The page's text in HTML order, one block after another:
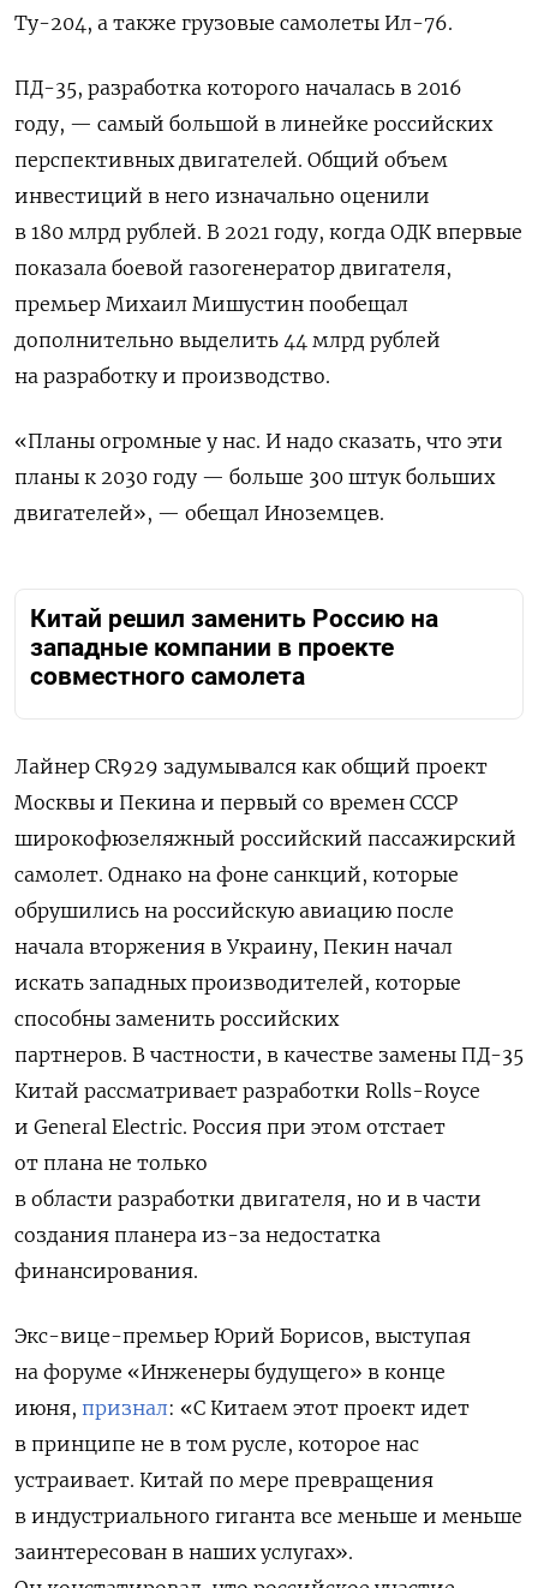
Ту-204, а также грузовые самолеты Ил-76.
ПД-35, разработка которого началась в 2016
году, — самый большой в линейке российских
перспективных двигателей. Общий объем
инвестиций в него изначально оценили
в 180 млрд рублей. В 2021 году, когда ОДК впервые
показала боевой газогенератор двигателя,
премьер Михаил Мишустин пообещал
дополнительно выделить 44 млрд рублей
на разработку и производство.
«Планы огромные у нас. И надо сказать, что эти
планы к 2030 году — больше 300 штук больших
двигателей», — обещал Иноземцев.
Китай решил заменить Россию на
западные компании в проекте
совместного самолета
Лайнер CR929 задумывался как общий проект
Москвы и Пекина и первый со времен СССР
широкофюзеляжный российский пассажирский
самолет. Однако на фоне санкций, которые
обрушились на российскую авиацию после
начала вторжения в Украину, Пекин начал
искать западных производителей, которые
способны заменить российских
партнеров. В частности, в качестве замены ПД-35
Китай рассматривает разработки Rolls-Royce
и General Electric. Россия при этом отстает
от плана не только
в области разработки двигателя, но и в части
создания планера из-за недостатка
финансирования.
Экс-вице-премьер Юрий Борисов, выступая
на форуме «Инженеры будущего» в конце
июня, признал: «С Китаем этот проект идет
в принципе не в том русле, которое нас
устраивает. Китай по мере превращения
в индустриального гиганта все меньше и меньше
заинтересован в наших услугах».